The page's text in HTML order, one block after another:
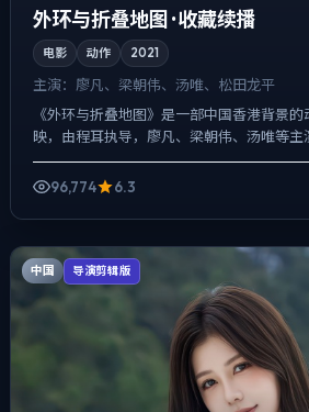
外环与折叠地图 · 收藏续播
电影 动作 2021
主演： 廖凡、梁朝伟、汤唯、松田龙平
《外环与折叠地图》是一部中国香港背景
映，由程耳执导，廖凡、梁朝伟、汤唯等
面反而以环境声托情绪，爱情线并不喧宾夺
96,774
6.3
中国 导演剪辑版